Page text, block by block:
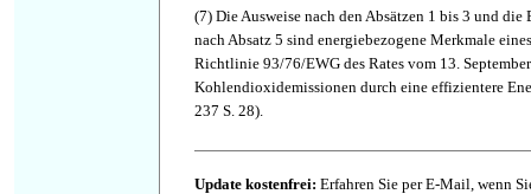
(7) Die Ausweise nach den Absätzen 1 bis 3 und die
nach Absatz 5 sind energiebezogene Merkmale
Richtlinie 93/76/EWG des Rates vom 13.
Kohlendioxidemissionen durch eine effizientere
237 S. 28).
Update kostenfrei: Erfahren Sie per E-Mail, wenn